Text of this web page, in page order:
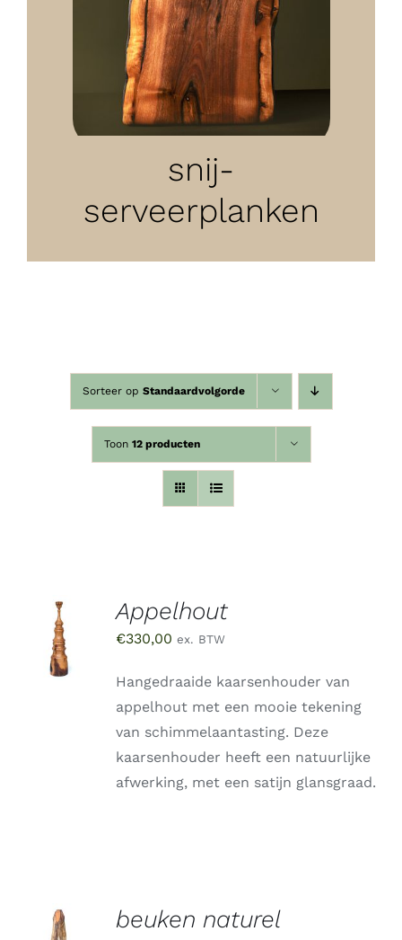
snij-
serveerplanken
Sorteer op Standaardvolgorde
Toon 12 producten
TOEVOEGEN
AAN
WINKELWAGEN
/
DETAILS
Appelhout
€330,00 ex. BTW
Hangedraaide kaarsenhouder van
appelhout met een mooie tekening
van schimmelaantasting. Deze
kaarsenhouder heeft een natuurlijke
afwerking, met een satijn glansgraad.
TOEVOEGEN
AAN
beuken naturel